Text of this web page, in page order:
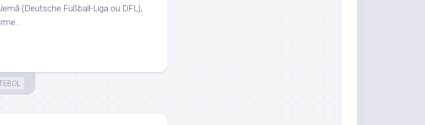
(Deutsche Fußball-Liga ou DFL),